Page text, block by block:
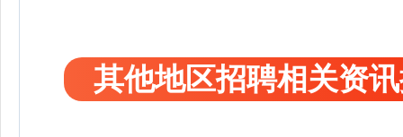
其他地区招聘相关资